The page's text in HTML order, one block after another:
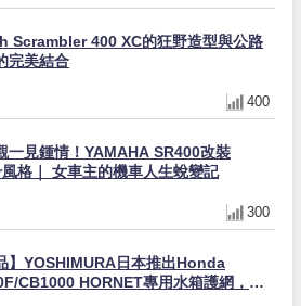
Scrambler 400 XC的狂野造型與公路
完美結合
400
一見鍾情！YAMAHA SR400改裝
格｜ 女車主的機車人生蛻變記
300
】YOSHIMURA日本推出Honda
CB1000 HORNET專用水箱護網，六